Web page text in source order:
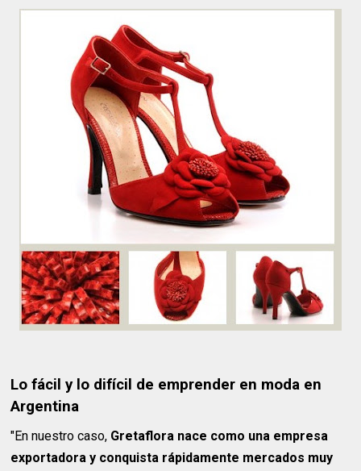
Lo fácil y lo difícil de emprender en moda en
Argentina
"En nuestro caso, Gretaflora nace como una empresa
exportadora y conquista rápidamente mercados muy